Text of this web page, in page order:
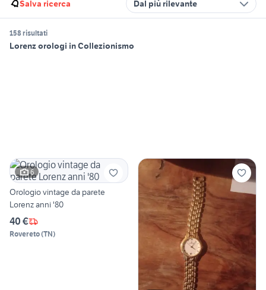
Salva ricerca Dal più rilevante
158 risultati
Lorenz orologi in Collezionismo
6
Orologio vintage da parete
Lorenz anni '80
40 €
Rovereto(TN)